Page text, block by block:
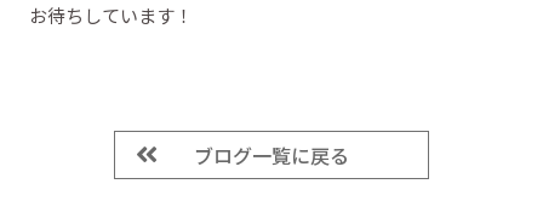
お待ちしています！
ブログ一覧に戻る